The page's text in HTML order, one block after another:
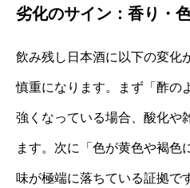
劣化のサイン：香り・
飲み残し日本酒に以下の変化
慎重になります。まず「酢の
強くなっている場合、酸化や
ます。次に「色が黄色や褐色
味が極端に落ちている証拠で